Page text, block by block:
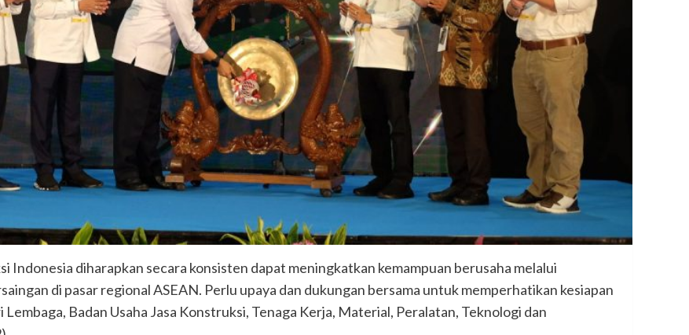
Indonesia diharapkan secara konsisten dapat meningkatkan kemampuan berusaha melalui
di pasar regional ASEAN. Perlu upaya dan dukungan bersama untuk memperhatikan kesiapan
Badan Usaha Jasa Konstruksi, Tenaga Kerja, Material, Peralatan, Teknologi dan